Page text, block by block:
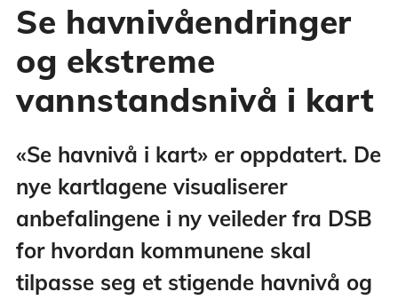
Se havnivåendringer
og ekstreme
vannstandsnivå i kart
«Se havnivå i kart» er oppdatert. De
nye kartlagene visualiserer
anbefalingene i ny veileder fra DSB
for hvordan kommunene skal
tilpasse seg et stigende havnivå og